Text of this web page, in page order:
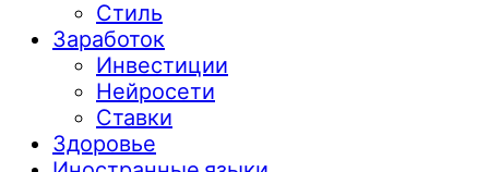
Стиль
Заработок
Инвестиции
Нейросети
Ставки
Здоровье